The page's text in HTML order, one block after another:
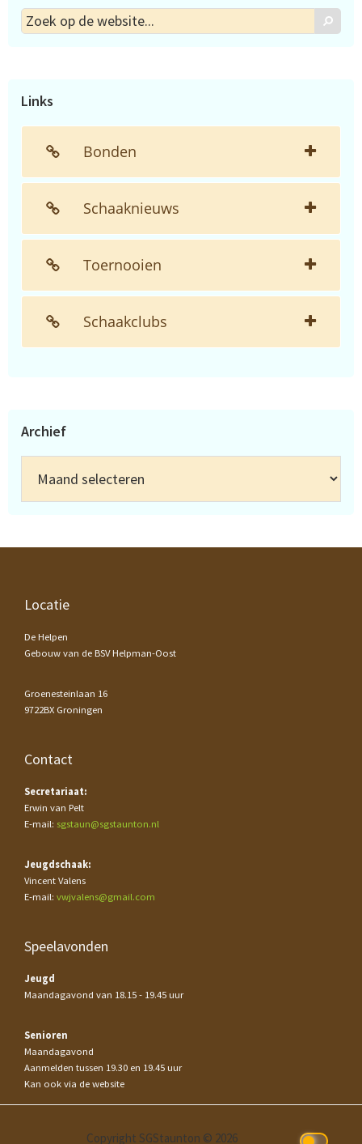
Zoek
op
Zoek
Links
Bonden
Schaaknieuws
Toernooien
Schaakclubs
Archief
Footer
Locatie
De Helpen
Gebouw van de BSV Helpman-Oost
Groenesteinlaan 16
9722BX Groningen
Contact
Secretariaat:
Erwin van Pelt
E-mail: sgstaun@sgstaunton.nl
Jeugdschaak:
Vincent Valens
E-mail: vwjvalens@gmail.com
Speelavonden
Jeugd
Maandagavond van 18.15 - 19.45 uur
Senioren
Maandagavond
Aanmelden tussen 19.30 en 19.45 uur
Kan ook via de website
Copyright SGStaunton © 2026